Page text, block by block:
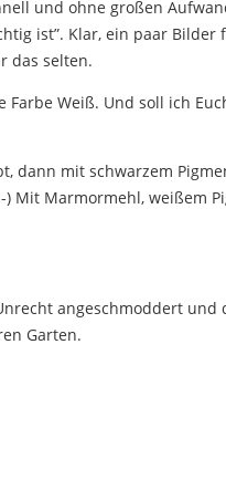
und ohne großen
ist”. Klar, ein paar
das selten.
Weiß. Und soll ich
dann mit schwarzem
Marmormehl, weißem
angeschmoddert und
Garten.